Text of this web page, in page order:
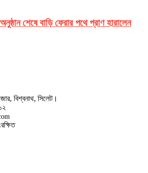
শেষে বাড়ি ফেরার পথে প্রাণ হারালেন
বিশ্বনাথ, সিলেট।